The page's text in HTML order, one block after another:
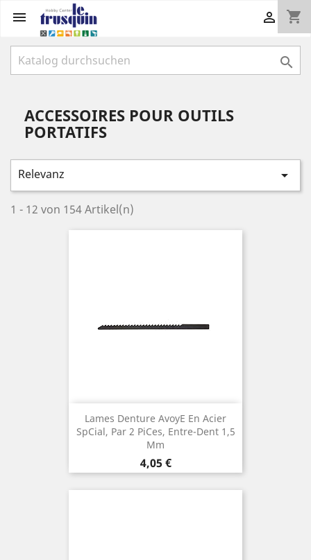
 shopping_cart


ACCESSOIRES POUR OUTILS
PORTATIFS
Relevanz 
1 - 12 von 154 Artikel(n)
Lames Denture Avoye En Acier
Spcial, Par 2 Pices, Entre-Dent 1,5
Mm
Preis
4,05 €